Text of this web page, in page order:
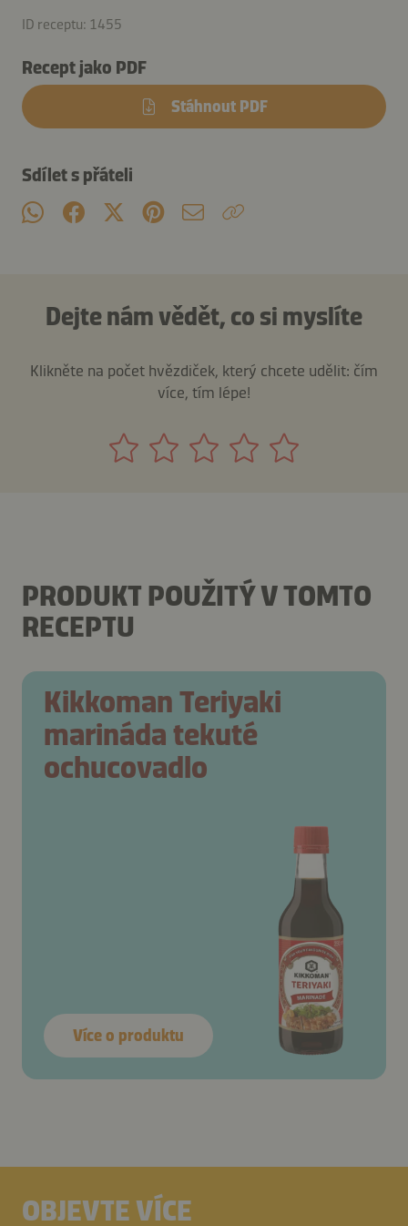
ID receptu: 1455
Recept jako PDF
Stáhnout PDF
Sdílet s přáteli
Dejte nám vědět, co si myslíte
Klikněte na počet hvězdiček, který chcete udělit: čím
více, tím lépe!
PRODUKT POUŽITÝ V TOMTO
RECEPTU
Kikkoman Teriyaki
marináda tekuté
ochucovadlo
Více o produktu
OBJEVTE VÍCE